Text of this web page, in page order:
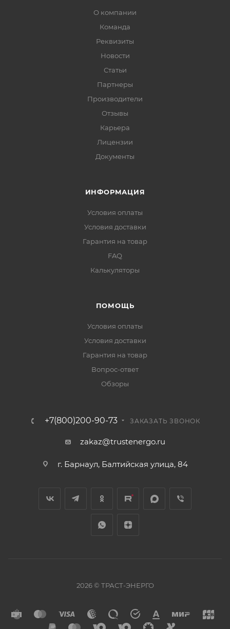
О компании
Команда
Реквизиты
Новости
Статьи
Партнеры
Производители
Отзывы
Карьера
Лицензии
Документы
ИНФОРМАЦИЯ
Условия оплаты
Условия доставки
Гарантия на товар
FAQ
Калькуляторы
ПОМОЩЬ
Условия оплаты
Условия доставки
Гарантия на товар
Вопрос-ответ
Обзоры
+7(800)200-90-73 ЗАКАЗАТЬ ЗВОНОК
zakaz@trustenergo.ru
г. Барнаул, Балтийская улица, 84
2026 © ТРАСТ-ЭНЕРГО